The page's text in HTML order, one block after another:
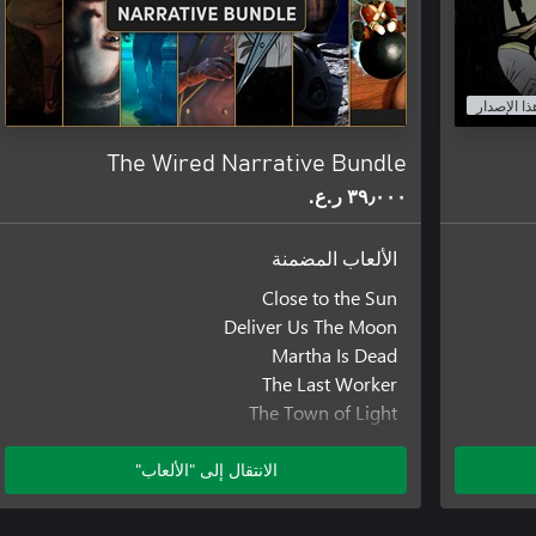
مظهر فريد - شخصيات وبيئات ثلاثية الأبعاد مرسومة يدويًا تستند
الإصدار
The Wired Narrative Bundle
٣٩٫٠٠٠ ر.ع.‏
الألعاب المضمنة
Close to the Sun
Deliver Us The Moon
Martha Is Dead
The Last Worker
The Town of Light
Those Who Remain
الانتقال إلى "الألعاب"